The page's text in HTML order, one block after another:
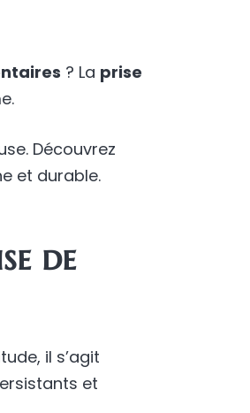
? La prise
Découvrez
et durable.
de
il s’agit
et